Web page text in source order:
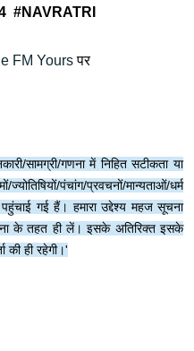
#NAVRATRI
FM Yoursपर
सामग्री/गणना में निहित सटीकता या
ज्योतिषियों/पंचांग/प्रवचनों/मान्यताओं/धर्म
गई हैं। हमारा उद्देश्य महज सूचना
के तहत ही लें। इसके अतिरिक्त इसके
की ही रहेगी।'